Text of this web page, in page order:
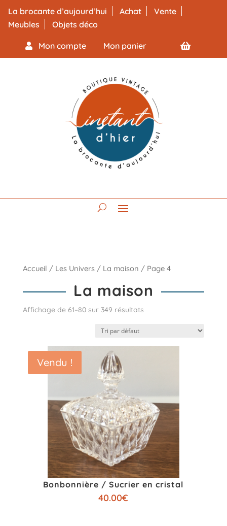
La brocante d’aujourd’hui Achat
Vente
Meubles
Objets déco
Mon compte Mon panier
Accueil / Les Univers/ La maison / Page 4
La maison
Affichage de 61–80 sur 349 résultats
Bonbonnière / Sucrier en cristal
40.00€
Vendu !